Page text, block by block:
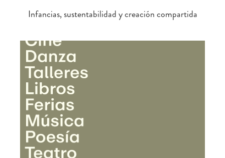
Infancias, sustentabilidad y creación compartida